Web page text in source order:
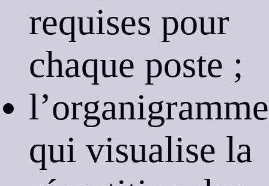
requises pour
chaque poste ;
qui visualise la